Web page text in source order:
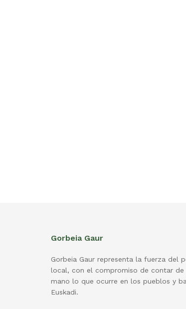
Gorbeia Gaur
Gorbeia Gaur representa la fuerza del
local, con el compromiso de contar de
mano lo que ocurre en los pueblos y
Euskadi.